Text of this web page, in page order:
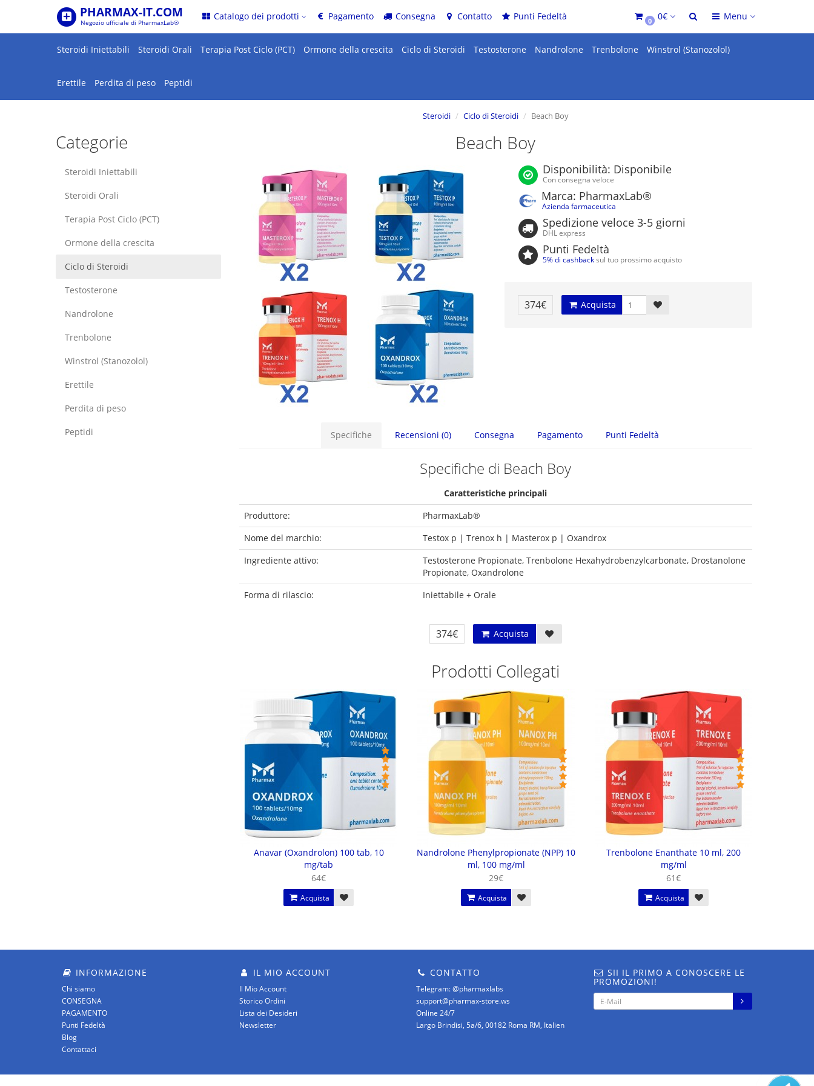
PHARMAX-IT.COM
Negozio ufficiale di PharmaxLab®
Catalogo dei prodotti Pagamento Consegna Contatto Punti Fedeltà 0 0€ Menu
Steroidi Iniettabili Steroidi Orali Terapia Post Ciclo (PCT) Ormone della crescita Ciclo di Steroidi Testosterone Nandrolone Trenbolone Winstrol (Stanozolol)
Erettile Perdita di peso Peptidi
Categorie
Steroidi Iniettabili
Steroidi Orali
Terapia Post Ciclo (PCT)
Ormone della crescita
Ciclo di Steroidi
Testosterone
Nandrolone
Trenbolone
Winstrol (Stanozolol)
Erettile
Perdita di peso
Peptidi
Steroidi Ciclo di Steroidi Beach Boy
Beach Boy
Disponibilità: Disponibile
Con consegna veloce
Marca: PharmaxLab®
Azienda farmaceutica
Spedizione veloce 3-5 giorni
DHL express
Punti Fedeltà
5% di cashbacksul tuo prossimo acquisto
374€ Acquista
Specifiche Recensioni (0) Consegna Pagamento Punti Fedeltà
Specifiche di Beach Boy
Caratteristiche principali
Produttore:
PharmaxLab®
Nome del marchio:
Testox p | Trenox h | Masterox p | Oxandrox
Ingrediente attivo:
Testosterone Propionate, Trenbolone Hexahydrobenzylcarbonate, Drostanolone
Propionate, Oxandrolone
Forma di rilascio:
Iniettabile + Orale
374€ Acquista
Prodotti Collegati
Anavar (Oxandrolon) 100 tab, 10
mg/tab
64€
Acquista
Nandrolone Phenylpropionate (NPP) 10
ml, 100 mg/ml
29€
Acquista
Trenbolone Enanthate 10 ml, 200
mg/ml
61€
Acquista
INFORMAZIONE
Chi siamo
CONSEGNA
PAGAMENTO
Punti Fedeltà
Blog
Contattaci
IL MIO ACCOUNT
Il Mio Account
Storico Ordini
Lista dei Desideri
Newsletter
CONTATTO
Telegram: @pharmaxlabs
support@pharmax-store.ws
Online 24/7
Largo Brindisi, 5a/6, 00182 Roma RM, Italien
SII IL PRIMO A CONOSCERE LE
PROMOZIONI!